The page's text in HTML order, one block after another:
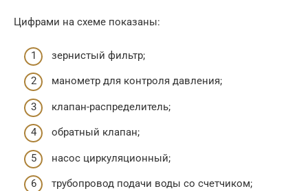
Цифрами на схеме показаны:
зернистый фильтр;
манометр для контроля давления;
клапан-распределитель;
обратный клапан;
насос циркуляционный;
трубопровод подачи воды со счетчиком;